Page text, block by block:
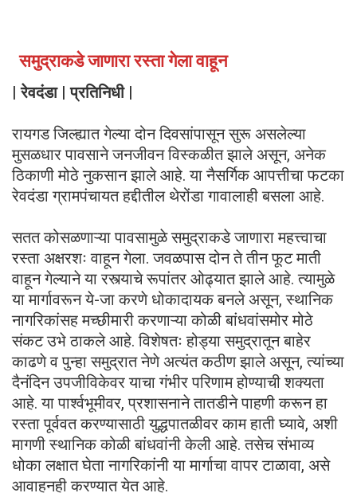
समुद्राकडे जाणारा रस्ता गेला वाहून
| रेवदंडा | प्रतिनिधी |
रायगड जिल्ह्यात गेल्या दोन दिवसांपासून सुरू असलेल्या
मुसळधार पावसाने जनजीवन विस्कळीत झाले असून, अनेक
ठिकाणी मोठे नुकसान झाले आहे. या नैसर्गिक आपत्तीचा फटका
रेवदंडा ग्रामपंचायत हद्दीतील थेरोंडा गावालाही बसला आहे.
सतत कोसळणाऱ्या पावसामुळे समुद्राकडे जाणारा महत्त्वाचा
रस्ता अक्षरशः वाहून गेला. जवळपास दोन ते तीन फूट माती
वाहून गेल्याने या रस्त्याचे रूपांतर ओढ्यात झाले आहे. त्यामुळे
या मार्गावरून ये-जा करणे धोकादायक बनले असून, स्थानिक
नागरिकांसह मच्छीमारी करणाऱ्या कोळी बांधवांसमोर मोठे
संकट उभे ठाकले आहे. विशेषतः होड्या समुद्रातून बाहेर
काढणे व पुन्हा समुद्रात नेणे अत्यंत कठीण झाले असून, त्यांच्या
दैनंदिन उपजीविकेवर याचा गंभीर परिणाम होण्याची शक्यता
आहे. या पार्श्वभूमीवर, प्रशासनाने तातडीने पाहणी करून हा
रस्ता पूर्ववत करण्यासाठी युद्धपातळीवर काम हाती घ्यावे, अशी
मागणी स्थानिक कोळी बांधवांनी केली आहे. तसेच संभाव्य
धोका लक्षात घेता नागरिकांनी या मार्गाचा वापर टाळावा, असे
आवाहनही करण्यात येत आहे.